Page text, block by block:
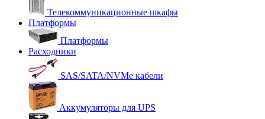
Телекоммуникационные шкафы
Платформы
Платформы
Расходники
SAS/SATA/NVMe кабели
Аккумуляторы для UPS